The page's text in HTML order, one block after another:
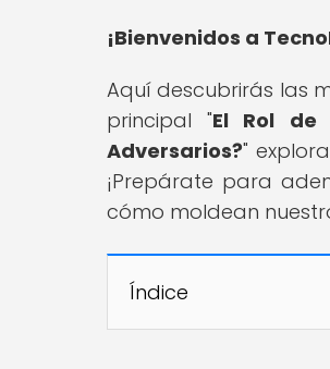
¡Bienvenidos a
Aquí descubrirás las
principal "El Rol de
Adversarios?"
¡Prepárate para
cómo moldean
Índice